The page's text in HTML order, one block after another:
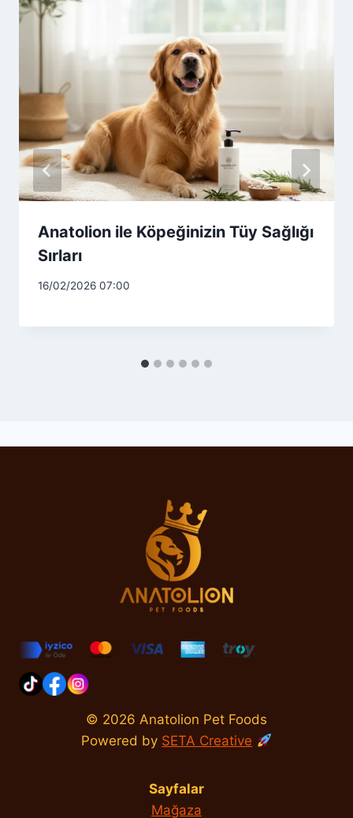
Anatolion ile Köpeğinizin Tüy Sağlığı
Sırları
16/02/2026 07:00
© 2026 Anatolion Pet Foods
Powered by SETA Creative
Sayfalar
Mağaza